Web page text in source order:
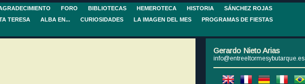
FORO BIBLIOTECAS HEMEROTECA HISTORIA
SÁNCHEZ ROJAS
TERESA ALBA EN... CURIOSIDADES LA IMAGEN DEL MES
PROGRAMAS DE FIESTAS
Gerardo Nieto Arias
info@entreeltormesybutarque.es